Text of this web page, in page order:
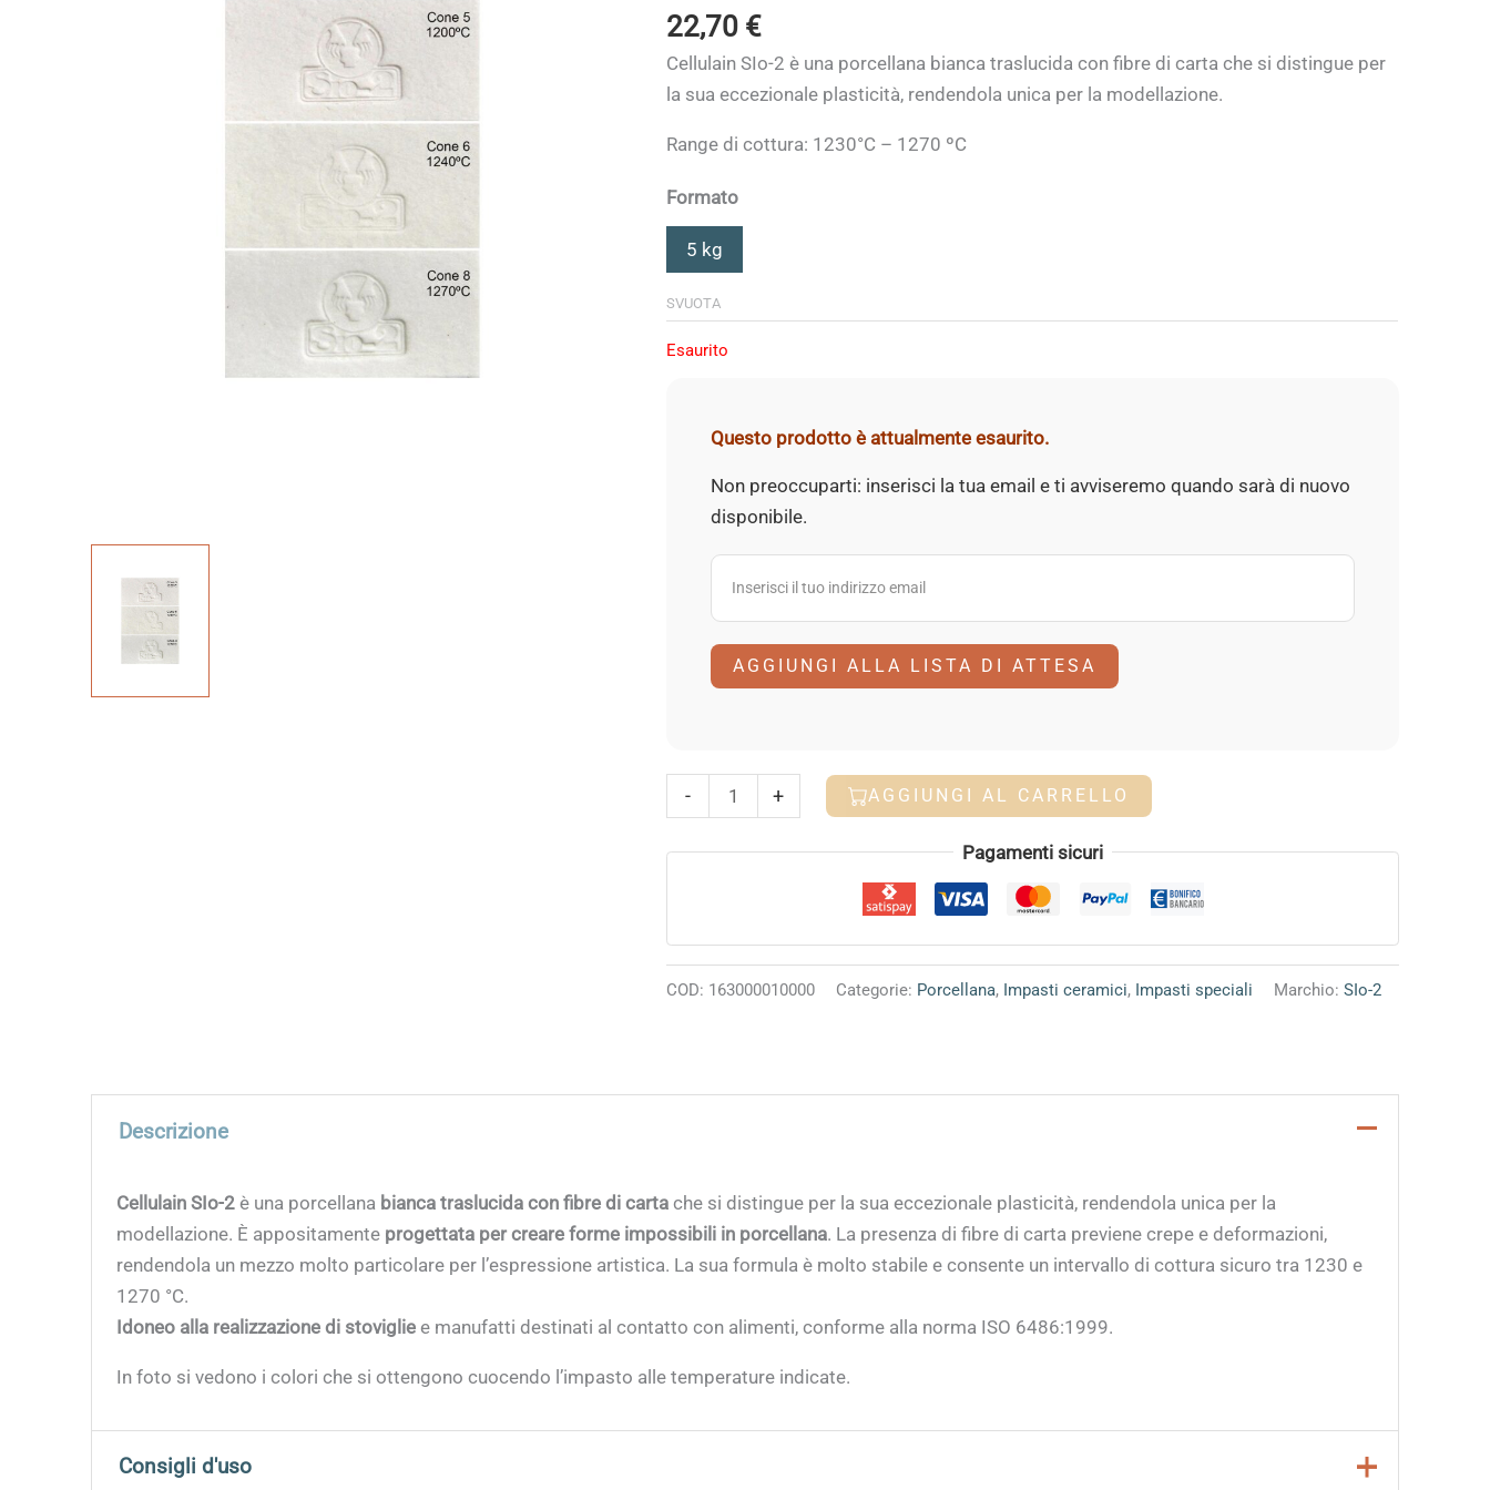
22,70 €
Cellulain SIo-2 è una porcellana bianca traslucida con fibre di carta che si distingue per
la sua eccezionale plasticità, rendendola unica per la modellazione.
Range di cottura: 1230°C – 1270 ºC
Formato
5 kg
SVUOTA
Esaurito
Questo prodotto è attualmente esaurito.
Non preoccuparti: inserisci la tua email e ti avviseremo quando sarà di nuovo
disponibile.
AGGIUNGI ALLA LISTA DI ATTESA
-
Cellulain
SIo-
2
+ AGGIUNGI AL CARRELLO
Alternative: Pagamenti sicuri
COD: 163000010000 Categorie: Porcellana, Impasti ceramici, Impasti speciali Marchio:SIo-2
Descrizione
Cellulain SIo-2è una porcellana bianca traslucida con fibre di carta che si distingue per la sua eccezionale plasticità, rendendola unica per la
modellazione. È appositamente progettata per creare forme impossibili in porcellana. La presenza di fibre di carta previene crepe e deformazioni,
rendendola un mezzo molto particolare per l’espressione artistica. La sua formula è molto stabile e consente un intervallo di cottura sicuro tra 1230 e
1270 °C.
Idoneo alla realizzazione di stoviglie e manufatti destinati al contatto con alimenti, conforme alla norma ISO 6486:1999.
In foto si vedono i colori che si ottengono cuocendo l’impasto alle temperature indicate.
Consigli d'uso